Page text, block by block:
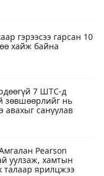
гэрээсээ гарсан 10
хайж байна
7 ШТС-д
зөвшөөрлийг нь
авахыг сануулав
Pearson
уулзаж, хамтын
талаар ярилцжээ